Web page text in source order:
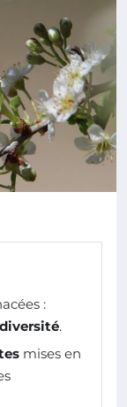
:
.
mises en